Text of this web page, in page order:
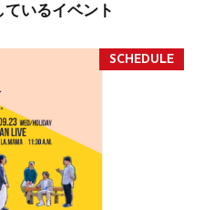
いるイベント